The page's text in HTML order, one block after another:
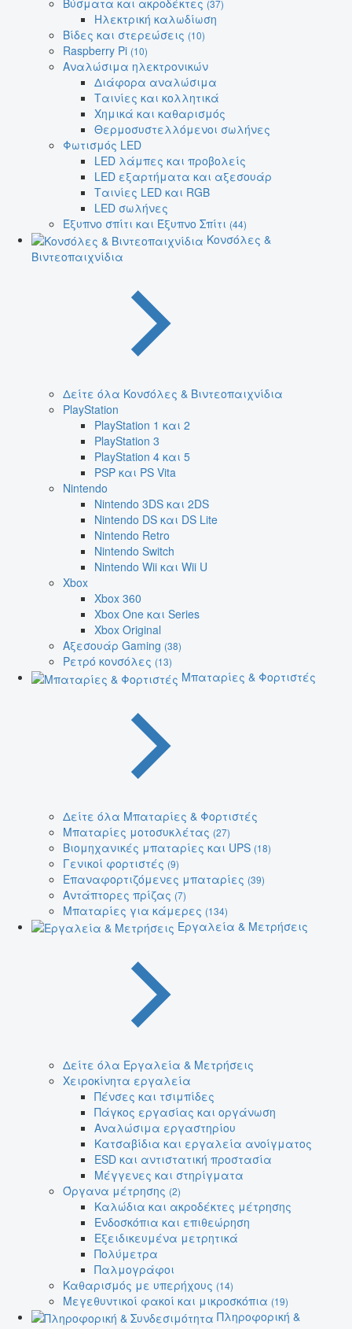
(37)
Ηλεκτρική καλωδίωση
Βίδες και στερεώσεις (10)
Raspberry Pi (10)
Αναλώσιμα ηλεκτρονικών
Διάφορα αναλώσιμα
Ταινίες και κολλητικά
Χημικά και καθαρισμός
Θερμοσυστελλόμενοι σωλήνες
Φωτισμός LED
LED λάμπες και προβολείς
LED εξαρτήματα και αξεσουάρ
Ταινίες LED και RGB
LED σωλήνες
Έξυπνο σπίτι και Έξυπνο Σπίτι (44)
Κονσόλες &
Βιντεοπαιχνίδια
Δείτε όλα Κονσόλες & Βιντεοπαιχνίδια
PlayStation
PlayStation 1 και 2
PlayStation 3
PlayStation 4 και 5
PSP και PS Vita
Nintendo
Nintendo 3DS και 2DS
Nintendo DS και DS Lite
Nintendo Retro
Nintendo Switch
Nintendo Wii και Wii U
Xbox
Xbox 360
Xbox One και Series
Xbox Original
Αξεσουάρ Gaming (38)
Ρετρό κονσόλες (13)
Μπαταρίες & Φορτιστές
Δείτε όλα Μπαταρίες & Φορτιστές
Μπαταρίες μοτοσυκλέτας (27)
Βιομηχανικές μπαταρίες και UPS (18)
Γενικοί φορτιστές (9)
Επαναφορτιζόμενες μπαταρίες (39)
Αντάπτορες πρίζας (7)
Μπαταρίες για κάμερες (134)
Εργαλεία & Μετρήσεις
Δείτε όλα Εργαλεία & Μετρήσεις
Χειροκίνητα εργαλεία
Πένσες και τσιμπίδες
Πάγκος εργασίας και οργάνωση
Αναλώσιμα εργαστηρίου
Κατσαβίδια και εργαλεία ανοίγματος
ESD και αντιστατική προστασία
Μέγγενες και στηρίγματα
Όργανα μέτρησης (2)
Καλώδια και ακροδέκτες μέτρησης
Ενδοσκόπια και επιθεώρηση
Εξειδικευμένα μετρητικά
Πολύμετρα
Παλμογράφοι
Καθαρισμός με υπερήχους (14)
Μεγεθυντικοί φακοί και μικροσκόπια (19)
Πληροφορική &